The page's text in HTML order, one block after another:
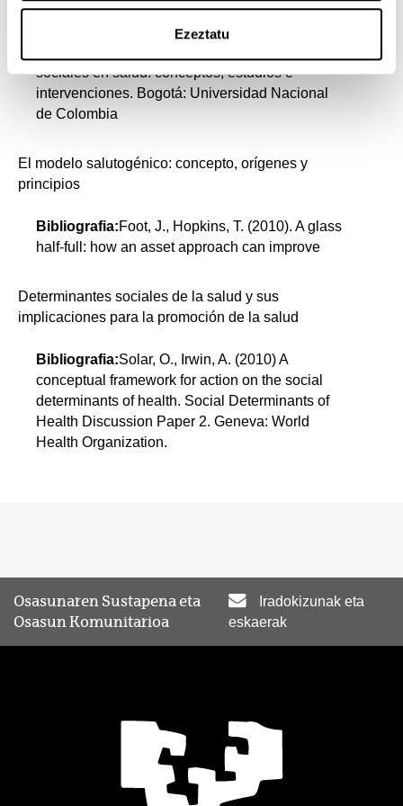
Ezeztatu
actualidad
sociales en salud: conceptos, estudios e
intervenciones. Bogotá: Universidad Nacional
de Colombia
El modelo salutogénico: concepto, orígenes y
principios
Bibliografia:Foot, J., Hopkins, T. (2010). A glass
half-full: how an asset approach can improve
Determinantes sociales de la salud y sus
implicaciones para la promoción de la salud
Bibliografia:Solar, O., Irwin, A. (2010) A
conceptual framework for action on the social
determinants of health. Social Determinants of
Health Discussion Paper 2. Geneva: World
Health Organization.
Osasunaren Sustapena eta
Osasun Komunitarioa
Iradokizunak eta
eskaerak